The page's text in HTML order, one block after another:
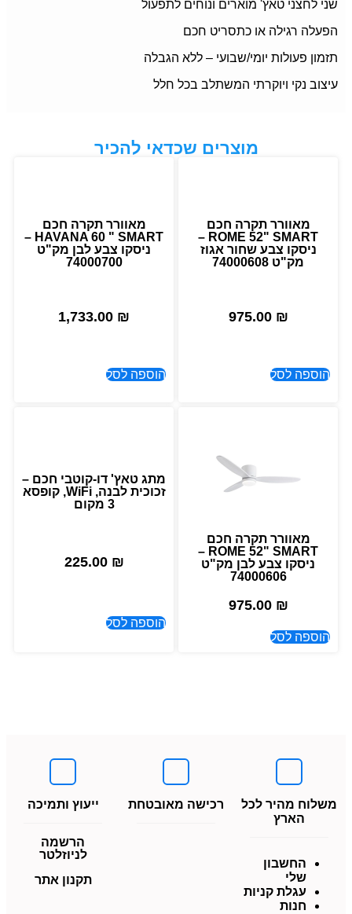
שני לחצני טאץ' מוארים ונוחים לתפעול
הפעלה רגילה או כתסריט חכם
תזמון פעולות יומי/שבועי – ללא הגבלה
עיצוב נקי ויוקרתי המשתלב בכל חלל
מוצרים שכדאי להכיר
מאוורר תקרה חכם
ROME 52" SMART –
ניסקו צבע שחור אגוז
מק"ט 74000608
975.00 ₪
הוספה לסל
מאוורר תקרה חכם
HAVANA 60 " SMART –
ניסקו צבע לבן מק"ט
74000700
1,733.00 ₪
הוספה לסל
מאוורר תקרה חכם
ROME 52" SMART –
ניסקו צבע לבן מק"ט
74000606
975.00 ₪
הוספה לסל
מתג טאץ' דו-קוטבי חכם –
זכוכית לבנה, WiFi, קופסא
3 מקום
225.00 ₪
הוספה לסל
משלוח מהיר לכל
הארץ
החשבון
שלי
עגלת קניות
חנות
רכישה מאובטחת ייעוץ ותמיכה
הרשמה
לניוזלטר
תקנון אתר